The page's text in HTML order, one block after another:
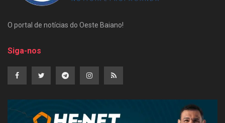
O portal de notícias do Oeste Baiano!
Siga-nos